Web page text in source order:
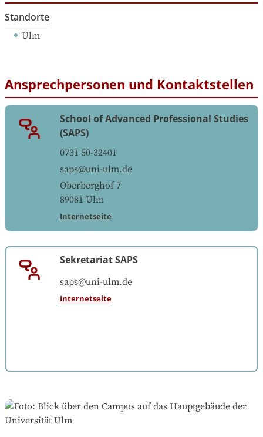
Standorte
Ulm
Ansprechpersonen und Kontaktstellen
School of Advanced Professional Studies
(SAPS)
0731 50-32401
saps@uni-ulm.de
Oberberghof 7
89081 Ulm
Internetseite
Sekretariat SAPS
saps@uni-ulm.de
Internetseite